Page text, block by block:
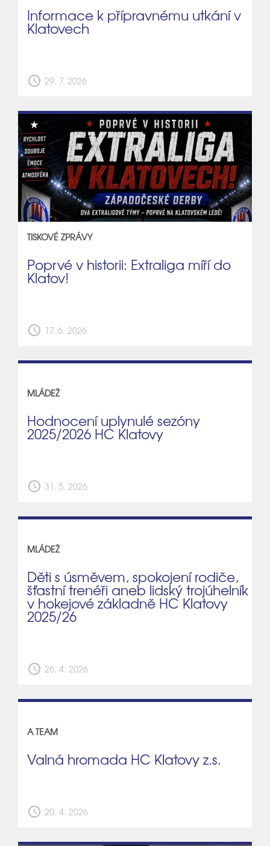
Informace k přípravnému utkání v
Klatovech
schedule 29. 7. 2026
TISKOVÉ ZPRÁVY
Poprvé v historii: Extraliga míří do
Klatov!
schedule 17. 6. 2026
MLÁDEŽ
Hodnocení uplynulé sezóny
2025/2026 HC Klatovy
schedule 31. 5. 2026
MLÁDEŽ
Děti s úsměvem, spokojení rodiče,
šťastní trenéři aneb lidský trojúhelník
v hokejové základně HC Klatovy
2025/26
schedule 26. 4. 2026
A TEAM
Valná hromada HC Klatovy z.s.
schedule 20. 4. 2026